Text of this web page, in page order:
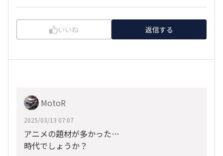
いいね 返信する
MotoR
2025/03/13 07:07
アニメの題材が多かった…
時代でしょうか？